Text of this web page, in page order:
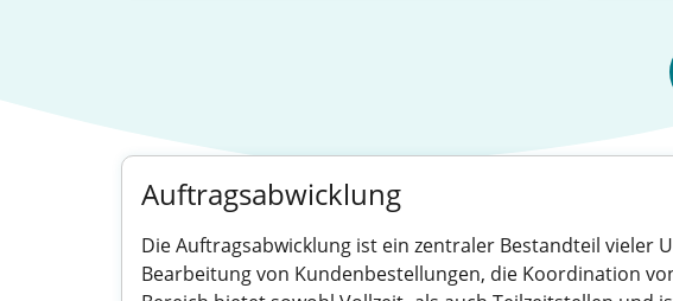
Auftragsabwicklung
Die Auftragsabwicklung ist ein zentraler Bestandteil vieler
Bearbeitung von Kundenbestellungen, die Koordination